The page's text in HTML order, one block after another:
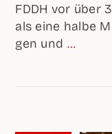
FDDH vor über
als eine hal­be
gen und …